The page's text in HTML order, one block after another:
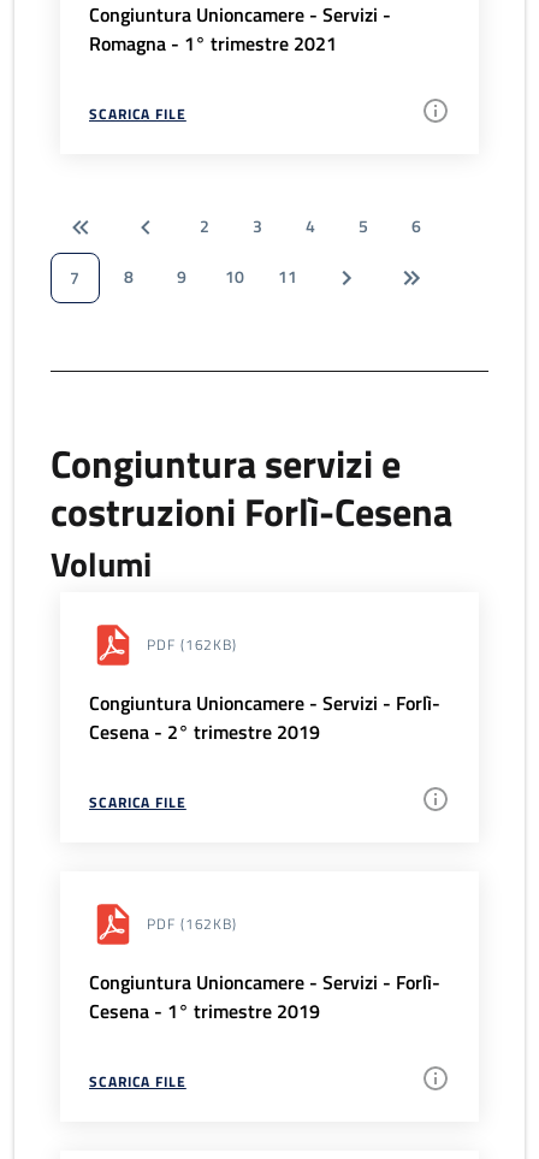
Congiuntura Unioncamere - Servizi -
Romagna - 1° trimestre 2021
SCARICA FILE
2 3 4 5
6
7
8 9 10 11
Congiuntura servizi e
costruzioni Forlì-Cesena
Volumi
PDF (162KB)
Congiuntura Unioncamere - Servizi - Forlì-
Cesena - 2° trimestre 2019
SCARICA FILE
PDF (162KB)
Congiuntura Unioncamere - Servizi - Forlì-
Cesena - 1° trimestre 2019
SCARICA FILE